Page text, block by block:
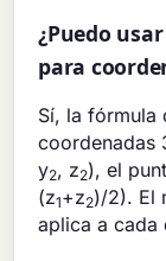
¿Puedo
para
Sí, la fórmula
coordenadas
y2, z2), el
(z1+z2)/2). El
aplica a cada